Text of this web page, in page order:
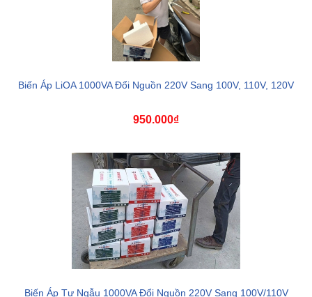
Biến Áp LiOA 1000VA Đổi Nguồn 220V Sang 100V, 110V, 120V
950.000₫
Biến Áp Tự Ngẫu 1000VA Đổi Nguồn 220V Sang 100V/110V